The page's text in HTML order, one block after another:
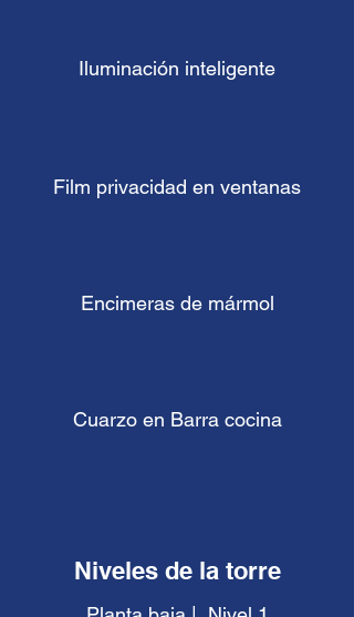
Iluminación inteligente
Film privacidad en ventanas
Encimeras de mármol
Cuarzo en Barra cocina
Niveles de la torre